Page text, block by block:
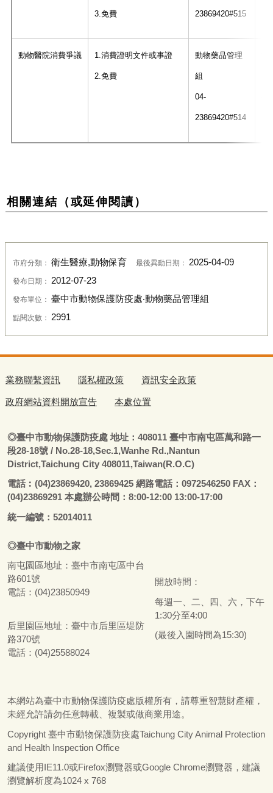
3.免費 23869420#515
動物醫院消費爭議 1.消費證明文件或事證
2.免費
動物藥品管理
組
04-
23869420#514
相關連結（或延伸閱讀）
市府分類： 衛生醫療,動物保育 最後異動日期： 2025-04-09
發布日期： 2012-07-23
發布單位： 臺中市動物保護防疫處‧動物藥品管理組
點閱次數： 2991
業務聯繫資訊 隱私權政策 資訊安全政策
政府網站資料開放宣告 本處位置
◎臺中市動物保護防疫處地址：408011 臺中市南屯區萬和路一
段28-18號 / No.28-18,Sec.1,Wanhe Rd.,Nantun
District,Taichung City 408011,Taiwan(R.O.C)
電話︰ (04)23869420, 23869425 網路電話：0972546250 FAX：
(04)23869291 本處辦公時間：8:00-12:00 13:00-17:00
統一編號：52014011
◎臺中市動物之家
南屯園區地址： 臺中市南屯區中台
路601號
電話：(04)23850949
后里園區地址： 臺中市后里區堤防
路370號
電話：(04)25588024
開放時間：
每週一、二、四、六，下午
1:30分至4:00
(最後入園時間為15:30)
本網站為臺中市動物保護防疫處版權所有，請尊重智慧財產權，
未經允許請勿任意轉載、複製或做商業用途。
Copyright 臺中市動物保護防疫處Taichung City Animal Protection
and Health Inspection Office
建議使用IE11.0或Firefox瀏覽器或Google Chrome瀏覽器，建議
瀏覽解析度為1024 x 768